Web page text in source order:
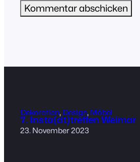
Dekoration, Design, Möbel
7. Insta(dt)treffen Weimar
23. November 2023